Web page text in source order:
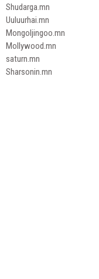
Shudarga.mn
Uuluurhai.mn
Mongoljingoo.mn
Mollywood.mn
saturn.mn
Sharsonin.mn